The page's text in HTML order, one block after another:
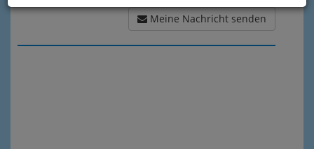
Meine Nachricht senden